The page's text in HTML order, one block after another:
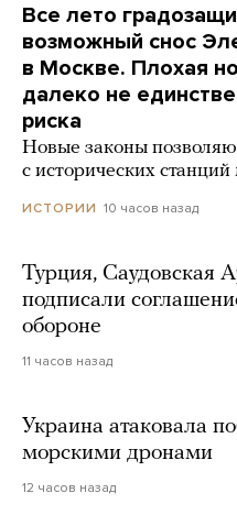
Все лето
возможный снос
в Москве. Плохая
далеко не
риска
Новые законы
с исторических
ИСТОРИИ 10 часов назад
Турция, Саудовская
подписали
обороне
11 часов назад
Украина атаковала
морскими дронами
12 часов назад